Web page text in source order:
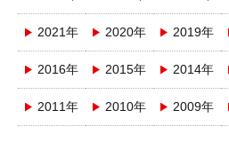
2021年 2020年 2019年
2016年 2015年 2014年
2011年 2010年 2009年